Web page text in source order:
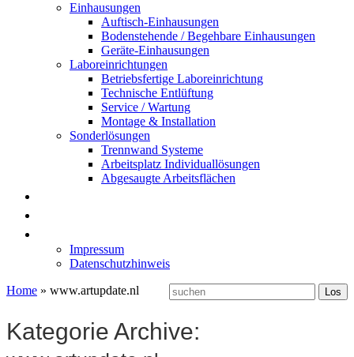
Einhausungen
Auftisch-Einhausungen
Bodenstehende / Begehbare Einhausungen
Geräte-Einhausungen
Laboreinrichtungen
Betriebsfertige Laboreinrichtung
Technische Entlüftung
Service / Wartung
Montage & Installation
Sonderlösungen
Trennwand Systeme
Arbeitsplatz Individuallösungen
Abgesaugte Arbeitsflächen
Impressum
Datenschutzhinweis
Home » www.artupdate.nl
Kategorie Archive: